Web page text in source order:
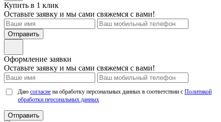
Купить в 1 клик
Оставьте заявку и мы сами свяжемся с вами!
Отправить
Оформление заявки
Оставьте заявку и мы сами свяжемся с вами!
Даю согласие на обработку персональных данных в соответствии с Политикой
обработки персональных данных
Отправить